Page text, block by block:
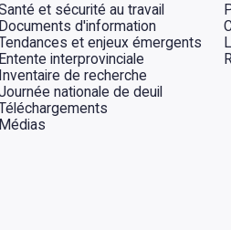
et sécurité au travail
Documents d'information
et enjeux émergents
Entente interprovinciale
Inventaire de recherche
nationale de deuil
Médias